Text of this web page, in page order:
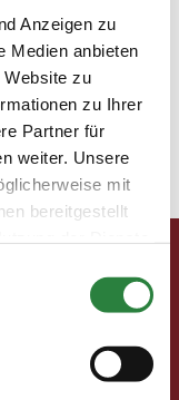
Anzeigen zu
Medien anbieten
Website zu
zu Ihrer
Partner für
weiter. Unsere
mit
bereitgestellt
Deutschland